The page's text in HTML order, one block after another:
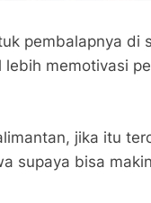
pembalapnya di
memotivasi
jika itu
supaya bisa